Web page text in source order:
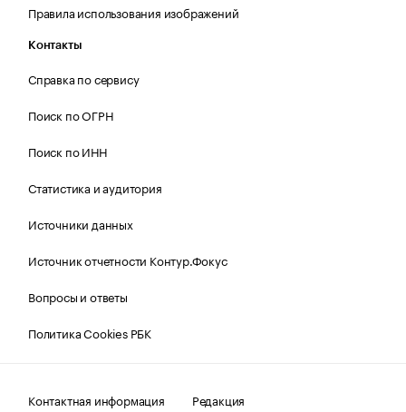
Правила использования изображений
Контакты
Справка по сервису
Поиск по ОГРН
Поиск по ИНН
Статистика и аудитория
Источники данных
Источник отчетности Контур.Фокус
Вопросы и ответы
Политика Cookies РБК
Контактная информация Редакция